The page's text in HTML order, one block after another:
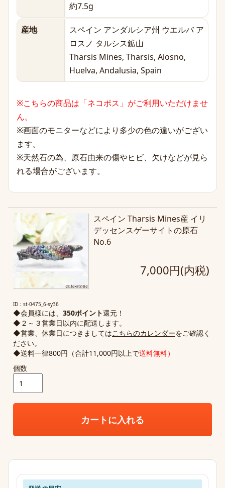
約7.5g
産地
スペイン アンダルシア州 ウエルバ ア
ロスノ タルシス鉱山
Tharsis Mines, Tharsis, Alosno,
Huelva, Andalusia, Spain
※こちらの商品は「ネコポス」がご利用いただけませ
ん。
※画面のモニターなどにより多少の色の違いがござい
ます。
※天然石の為、原石由来の傷やヒビ、欠けなどが見ら
れる場合がございます。
スペイン Tharsis Mines産 イリ
デッセンスゲーサイトの原石
No.6
7,000円(内税)
ID：st-0475_6-sy36
◆会員様には、 350ポイント還元！
◆２～３営業日以内に配送します。
◆営業、休業日につきましてはこちらのカレンダーをご確認く
ださい。
◆送料一律800円（合計11,000円以上で送料無料）
個数
カートに入れる